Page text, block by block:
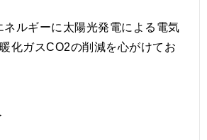
ネルギーに太陽光発電による電気
化ガスCO2の削減を心がけてお